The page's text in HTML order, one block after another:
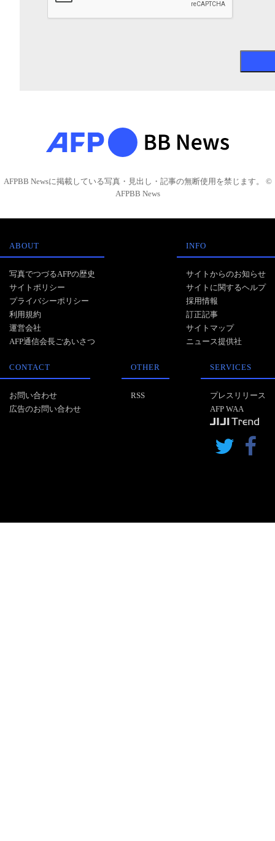
AFPBB Newsに掲載している写真・見出し・記事の無断使用を禁じます。 ©
AFPBB News
ABOUT
写真でつづるAFPの歴史
サイトポリシー
プライバシーポリシー
利用規約
運営会社
AFP通信会長ごあいさつ
INFO
サイトからのお知らせ
サイトに関するヘルプ
採用情報
訂正記事
サイトマップ
ニュース提供社
CONTACT
お問い合わせ
広告のお問い合わせ
OTHER
RSS
SERVICES
プレスリリース
AFP WAA